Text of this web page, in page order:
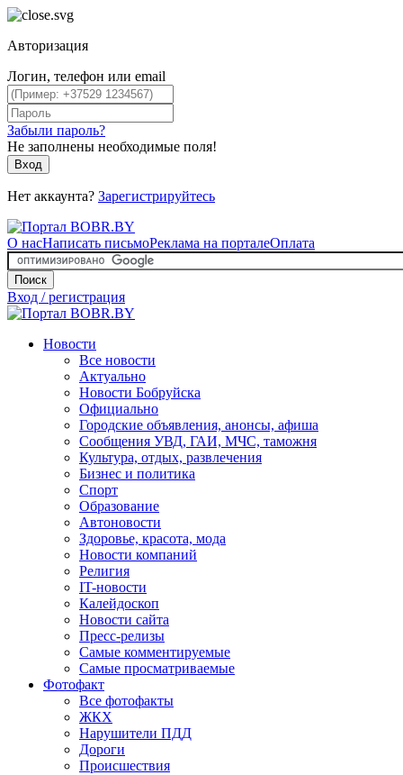
Авторизация
Логин, телефон или email
Забыли пароль?
Не заполнены необходимые поля!
Вход
Нет аккаунта? Зарегистрируйтесь
О насНаписать письмоРеклама на порталеОплата
Поиск
Вход / регистрация
Новости
Все новости
Актуально
Новости Бобруйска
Официально
Городские объявления, анонсы, афиша
Сообщения УВД, ГАИ, МЧС, таможня
Культура, отдых, развлечения
Бизнес и политика
Спорт
Образование
Автоновости
Здоровье, красота, мода
Новости компаний
Религия
IT-новости
Калейдоскоп
Новости сайта
Пресс-релизы
Самые комментируемые
Самые просматриваемые
Фотофакт
Все фотофакты
ЖКХ
Нарушители ПДД
Дороги
Происшествия